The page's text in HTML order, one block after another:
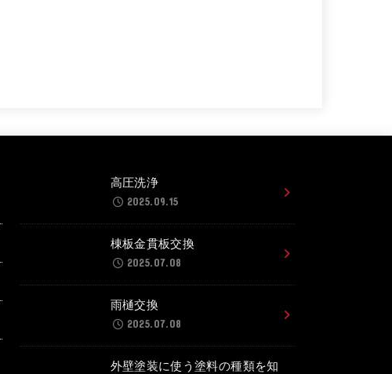
高圧洗浄
2025.09.15
棟板金貫板交換
2025.07.08
雨樋交換
2025.07.08
外壁塗装に使う塗料の種類を知